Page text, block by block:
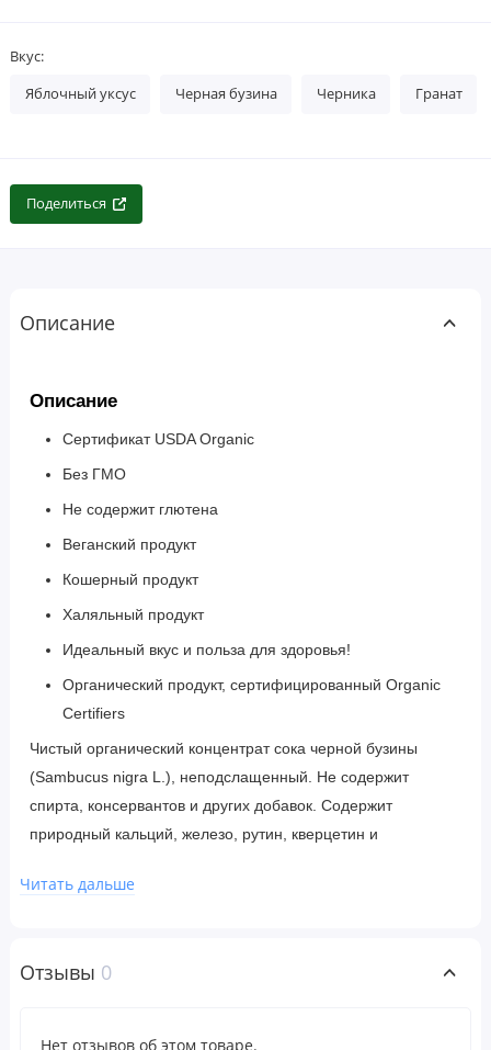
Вкус:
Яблочный уксус Черная бузина Черника Гранат
Поделиться
Описание
Описание
Сертификат USDA Organic
Без ГМО
Не содержит глютена
Веганский продукт
Кошерный продукт
Халяльный продукт
Идеальный вкус и польза для здоровья!
Органический продукт, сертифицированный Organic
Certifiers
Чистый органический концентрат сока черной бузины
(Sambucus nigra L.), неподслащенный. Не содержит
спирта, консервантов и других добавок. Содержит
природный кальций, железо, рутин, кверцетин и
Хорошо встряхните перед использованием. После
Размер порции: 2 ст. л. (30 мл) чистого органического
Читать дальше
Отзывы 0
Нет отзывов об этом товаре.